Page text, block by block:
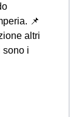
📌
altri
sono i